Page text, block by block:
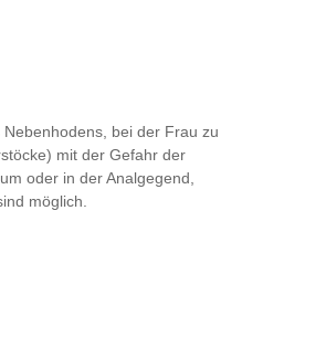
bei der Frau zu
mit der Gefahr der
oder in der Analgegend,
möglich.